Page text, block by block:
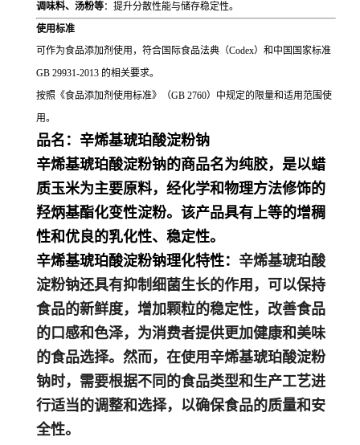
调味料、汤粉等：提升分散性能与储存稳定性。
使用标准
可作为食品添加剂使用，符合国际食品法典（Codex）和中国国家标准
GB 29931-2013 的相关要求。
按照《食品添加剂使用标准》（GB 2760）中规定的限量和适用范围使
用。
品名：辛烯基琥珀酸淀粉钠
辛烯基琥珀酸淀粉钠的商品名为纯胶，是以蜡
质玉米为主要原料，经化学和物理方法修饰的
羟炳基酯化变性淀粉。该产品具有上等的增稠
性和优良的乳化性、稳定性。
辛烯基琥珀酸淀粉钠理化特性： 辛烯基琥珀酸
淀粉钠还具有抑制细菌生长的作用，可以保持
食品的新鲜度，增加颗粒的稳定性，改善食品
的口感和色泽，为消费者提供更加健康和美味
的食品选择。然而，在使用辛烯基琥珀酸淀粉
钠时，需要根据不同的食品类型和生产工艺进
行适当的调整和选择，以确保食品的质量和安
全性。